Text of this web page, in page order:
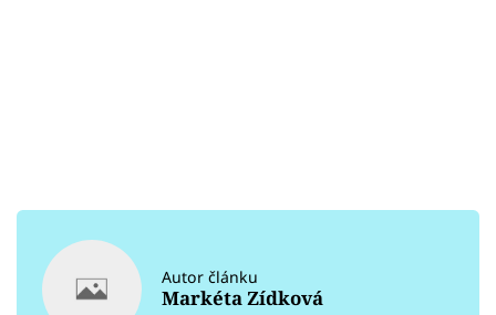
Autor článku
Markéta Zídková